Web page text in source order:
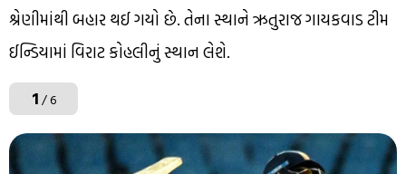
શ્રેણીમાંથી બહાર થઈ ગયો છે. તેના સ્થાને ઋતુરાજ ગાયકવાડ ટીમ
ઈન્ડિયામાં વિરાટ કોહલીનું સ્થાન લેશે.
1/ 6